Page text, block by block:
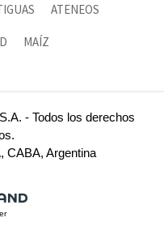
ATENEOS
MAÍZ
- Todos los derechos
CABA, Argentina